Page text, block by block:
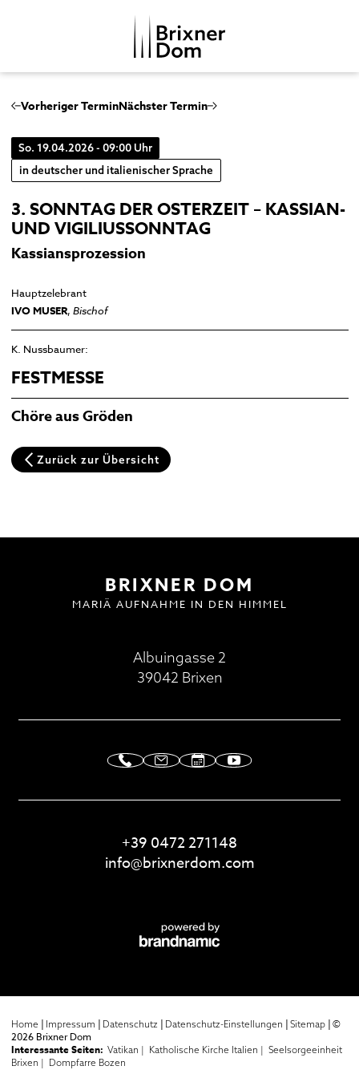
DEIT
DOMKAPITEL
DOMMUSIK
Domchor
DOMBEZIRK
Pfarrkirche und Alter Friedhof
GESCHICHTE
MENSCHENBILDER
Vorheriger TerminNächster Termin
So. 19.04.2026 - 09:00 Uhr
in deutscher und italienischer Sprache
3. SONNTAG DER OSTERZEIT – KASSIAN-
UND VIGILIUSSONNTAG
Kassiansprozession
Hauptzelebrant
IVO MUSER, Bischof
K. Nussbaumer:
FESTMESSE
Chöre aus Gröden
Zurück zur Übersicht
BRIXNER DOM
MARIÄ AUFNAHME IN DEN HIMMEL
Albuingasse 2
39042 Brixen
+39 0472 271148
info@brixnerdom.com
Home | Impressum | Datenschutz | Datenschutz-Einstellungen | Sitemap |©
2026 Brixner Dom
Interessante Seiten: Vatikan | Katholische Kirche Italien | Seelsorgeeinheit
Brixen | Dompfarre Bozen